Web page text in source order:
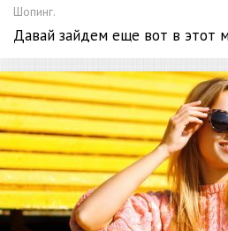
Шопинг.
Давай зайдем еще вот в этот